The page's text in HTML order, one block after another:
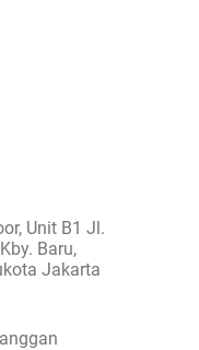
Unit B1 Jl.
Baru,
Jakarta